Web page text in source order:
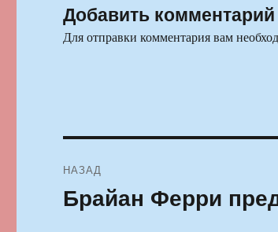
Добавить комментарий
Для отправки комментария вам
по
НАЗАД
Предыдущая
запись:
Брайан Ферри